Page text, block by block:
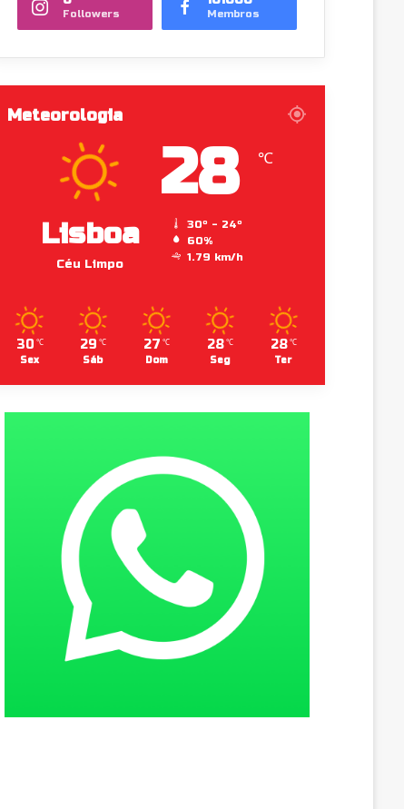
Followers Membros
Meteorologia
Lisboa
Céu Limpo
28 ℃
30º - 24º
60%
1.79 km/h
30 ℃
Sex
29 ℃
Sáb
27 ℃
Dom
28 ℃
Seg
28 ℃
Ter